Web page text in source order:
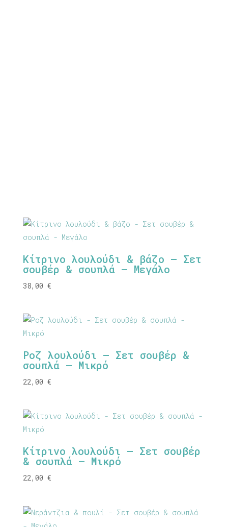
Κίτρινο λουλούδι & βάζο – Σετ
σουβέρ & σουπλά – Μεγάλο
38,00 €
Ροζ λουλούδι – Σετ σουβέρ &
σουπλά – Μικρό
22,00 €
Κίτρινο λουλούδι – Σετ σουβέρ
& σουπλά – Μικρό
22,00 €